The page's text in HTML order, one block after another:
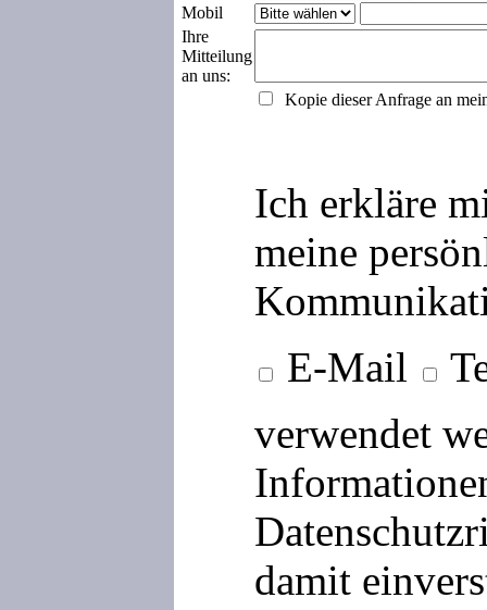
Mobil
Ihre
Mitteilung
an uns:
Kopie dieser Anfrage an
Ich erkläre
meine
E-Mail
verwendet
damit